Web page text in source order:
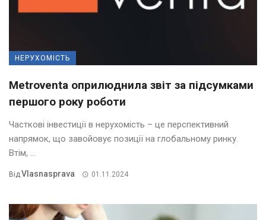
НЕРУХОМІСТЬ
Metroventa оприлюднила звіт за підсумками
першого року роботи
Часткові інвестиції в нерухомість – це перспективний
напрямок, що завойовує позиції на глобальному ринку.
Втім, ...
ВідVlasnasprava 01.11.2024